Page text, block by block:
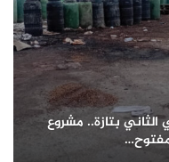
بتازة.. مشروع